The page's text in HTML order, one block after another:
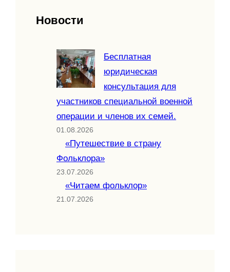
Новости
Бесплатная
юридическая
консультация для
участников специальной военной
операции и членов их семей.
01.08.2026
«Путешествие в страну
Фольклора»
23.07.2026
«Читаем фольклор»
21.07.2026